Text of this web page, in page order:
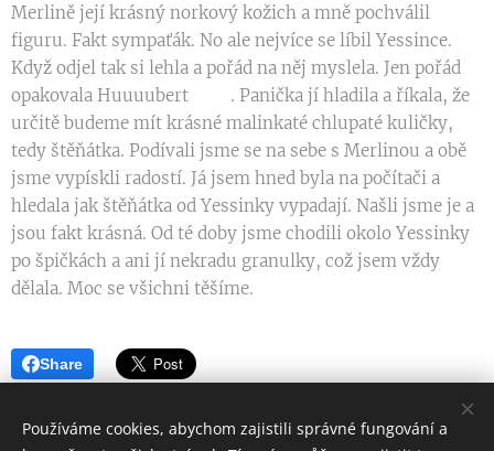
Merlině její krásný norkový kožich a mně pochválil
figuru. Fakt sympaťák. No ale nejvíce se líbil Yessince.
Když odjel tak si lehla a pořád na něj myslela. Jen pořád
opakovala Huuuubert❤️🐶. Panička jí hladila a říkala, že
určitě budeme mít krásné malinkaté chlupaté kuličky,
tedy štěňátka. Podívali jsme se na sebe s Merlinou a obě
jsme vypískli radostí. Já jsem hned byla na počítači a
hledala jak štěňátka od Yessinky vypadají. Našli jsme je a
jsou fakt krásná. Od té doby jsme chodili okolo Yessinky
po špičkách a ani jí nekradu granulky, což jsem vždy
dělala. Moc se všichni těšíme.
Share
Používáme cookies, abychom zajistili správné fungování a